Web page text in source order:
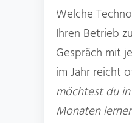
Welche
Ihren Betrieb
Gespräch mit
im Jahr reicht
möchtest du
Monaten